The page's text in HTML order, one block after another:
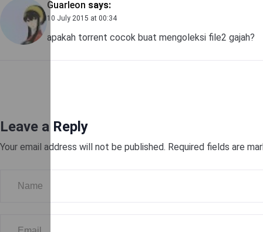
Guarleon says:
10 July 2015 at 00:34
apakah torrent cocok buat mengoleksi file2 gajah?
Leave a Reply
Your email address will not be published. Required fields are